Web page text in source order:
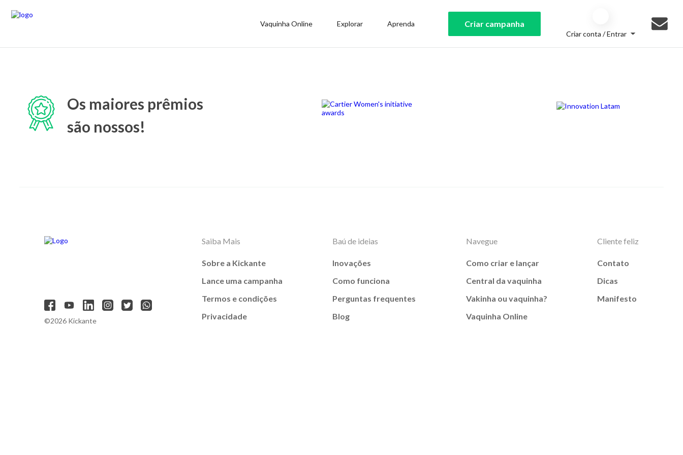
Vaquinha Online Explorar Aprenda Criar campanha
Criar conta / Entrar
Os maiores prêmios
são nossos!
©2026 Kickante
Saiba Mais
Sobre a Kickante
Lance uma campanha
Termos e condições
Privacidade
Baú de ideias
Inovações
Como funciona
Perguntas frequentes
Blog
Navegue
Como criar e lançar
Central da vaquinha
Vakinha ou vaquinha?
Vaquinha Online
Cliente feliz
Contato
Dicas
Manifesto